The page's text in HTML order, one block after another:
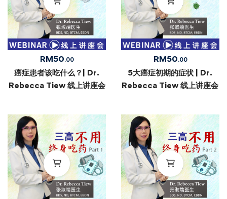
RM50.00
癌症患者该吃什么？| Dr.
Rebecca Tiew 线上讲座会
RM50.00
5大癌症初期的症状 | Dr.
Rebecca Tiew 线上讲座会